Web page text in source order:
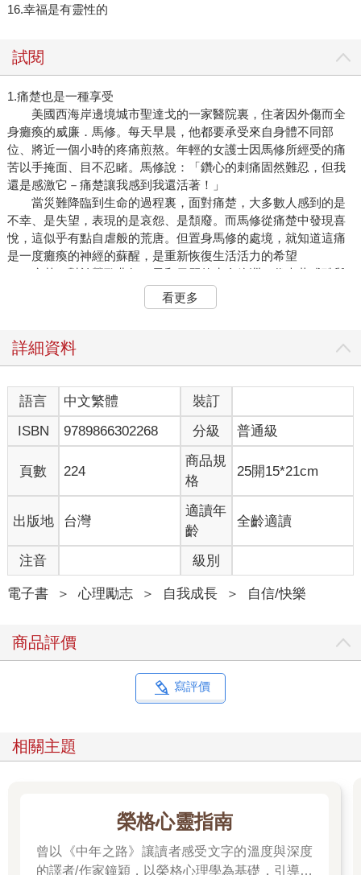
16.幸福是有靈性的
試閱
1.痛楚也是一種享受
美國西海岸邊境城市聖達戈的一家醫院裏，住著因外傷而全
身癱瘓的威廉．馬修。每天早晨，他都要承受來自身體不同部
位、將近一個小時的疼痛煎熬。年輕的女護士因馬修所經受的痛
苦以手掩面、目不忍睹。馬修說：「鑽心的刺痛固然難忍，但我
還是感激它－痛楚讓我感到我還活著！」
當災難降臨到生命的過程裏，面對痛楚，大多數人感到的是
不幸、是失望，表現的是哀怨、是頹廢。而馬修從痛楚中發現喜
悅，這似乎有點自虐般的荒唐。但置身馬修的處境，就知道這痛
是一度癱瘓的神經的蘇醒，是重新恢復生活活力的希望
痛楚，對於鶯歌燕舞、風和日麗的生命綠洲，代表著殘酷與
不幸，但對於麻木無知覺，它又是生命的喜悅。因為如果痛楚感
是一處斷壁殘垣的話，無知無覺的麻木則無異於死寂的戈壁沙
自從潘朵拉魔盒打開後，人就要面對太多的痛。我們不能讚
力；一個不能感知痛苦的人，同樣對追求缺乏方向感。
時時愉悅固能使人生美麗，痛苦照樣可以使人生燦爛；處處
幸運固然能將生命的價值托起，困難同樣可以把生命的價值提升
－只要你能像馬修一樣，從痛楚中發現喜悅，從困難中找到激
情！
痛，證明你生命的存在，會讓你珍惜；痛，會讓你不停努力，讓
王初到美國時，在華人街的餐館裏打工。他的工作十分繁
重，工資卻很低。每天的晚餐，都是將白天客人們吃剩的飯菜放
進微波爐熱一熱，然後湊合著狼吞虎嚥下去。那時，他對生活很
老伯恰好過來串門子，同是貧窮的人，王便請老伯和他一塊吃
飯。
王將剩菜中惟一一塊牛肉夾給老伯。老伯吃下，感歎道：
「年輕人，你的筷子很溫暖呀。」
以讓老人感歎，而他卻從未體會到。 王感到心中的不滿和抑
豐盛的筵席，卻不懂得品嘗清粥小菜的美味；我們習慣歌頌豐功
眼的光彩，卻不曾發現自己錯過了多少微弱但卻溫暖的星火；我
看更多
詳細資料
語言 中文繁體
裝訂
ISBN
9789866302268 分級 普通級
頁數 224
商品規
格
25開15*21cm
出版地 台灣
適讀年
齡
全齡適讀
注音 級別
電子書 ＞ 心理勵志 ＞ 自我成長 ＞ 自信/快樂
商品評價
寫評價
相關主題
榮格心靈指南
曾以《中年之路》讓讀者感受文字的溫度與深度
的譯者/作家鐘穎，以榮格心理學為基礎，引導你